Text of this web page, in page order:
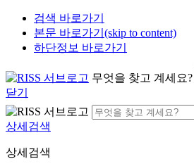
검색 바로가기
본문 바로가기(skip to content)
하단정보 바로가기
무엇을 찾고 계세요?
닫기
상세검색
상세검색